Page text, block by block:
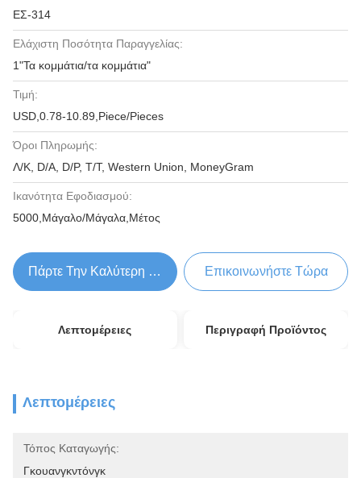
ΕΣ-314
Ελάχιστη Ποσότητα Παραγγελίας:
1"Τα κομμάτια/τα κομμάτια"
Τιμή:
USD,0.78-10.89,Piece/Pieces
Όροι Πληρωμής:
Λ/Κ, D/A, D/P, T/T, Western Union, MoneyGram
Ικανότητα Εφοδιασμού:
5000,Μάγαλο/Μάγαλα,Μέτος
Πάρτε Την Καλύτερη Τιμή Επικοινωνήστε Τώρα
Λεπτομέρειες Περιγραφή Προϊόντος
Λεπτομέρειες
Τόπος Καταγωγής:
Γκουανγκντόνγκ